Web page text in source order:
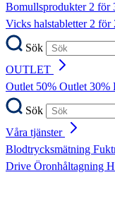
Bomullsprodukter2 för
Vicks halstabletter2 för
Sök
OUTLET
Outlet 50% Outlet 30%
Sök
Våra tjänster
Blodtrycksmätning
Drive Öronhåltagning